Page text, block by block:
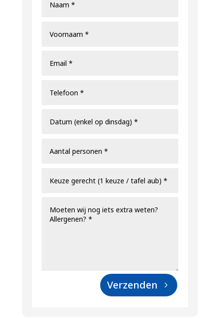
Verzenden